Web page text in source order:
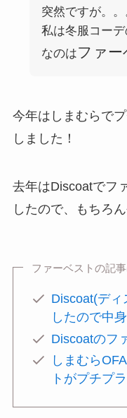
突然ですが。。
私は冬服コー
なのはファー
今年はしまむらで
しました！
去年はDiscoatでフ
したので、もちろ
ファーベストの記
Discoat(ディ
したので中
Discoatのフ
しまむら
トがプチプ